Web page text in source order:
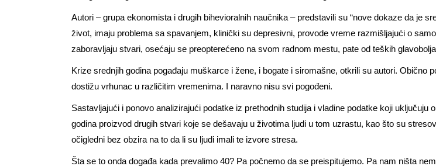
Autori – grupa ekonomista i drugih bihevioralnih naučnika – predstavili su “nove dokaze da je
život, imaju problema sa spavanjem, klinički su depresivni, provode vreme razmišljajući o
zaboravljaju stvari, osećaju se preopterećeno na svom radnom mestu, pate od teških
Krize srednjih godina pogađaju muškarce i žene, i bogate i siromašne, otkrili su autori.
dostižu vrhunac u različitim vremenima. I naravno nisu svi pogođeni.
Sastavljajući i ponovo analizirajući podatke iz prethodnih studija i vladine podatke koji
godina proizvod drugih stvari koje se dešavaju u životima ljudi u tom uzrastu, kao što su
očigledni bez obzira na to da li su ljudi imali te izvore stresa.
Šta se to onda događa kada prevalimo 40? Pa počnemo da se preispitujemo. Pa nam ništa